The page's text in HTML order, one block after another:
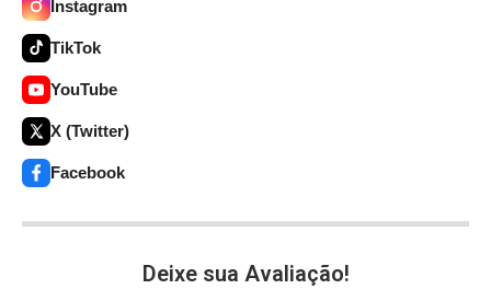
Instagram
TikTok
YouTube
X (Twitter)
Facebook
Deixe sua Avaliação!